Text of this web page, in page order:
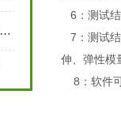
耐候试验箱客户应用前必看材料
6：测试
7：测试结
伸、弹性模
8：软件